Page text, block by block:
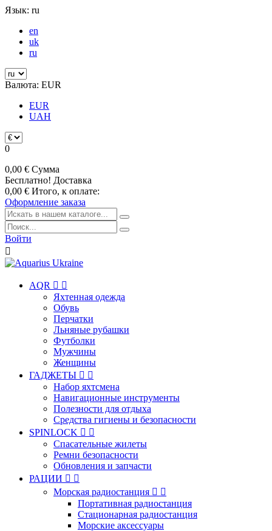
Язык: ru
en
uk
ru
Валюта: EUR
EUR
UAH
0
0,00 € Сумма
Бесплатно! Доставка
0,00 € Итого, к оплате:
Оформление заказа
Войти

AQR  
Яхтенная одежда
Обувь
Перчатки
Льняные рубашки
Футболки
Мужчины
Женщины
ГАДЖЕТЫ  
Набор яхтсмена
Навигационные инструменты
Полезности для отдыха
Средства гигиены и безопасности
SPINLOCK  
Спасательные жилеты
Ремни безопасности
Обновления и запчасти
РАЦИИ  
Морская радиостанция  
Портативная радиостанция
Стационарная радиостанция
Морские аксессуары